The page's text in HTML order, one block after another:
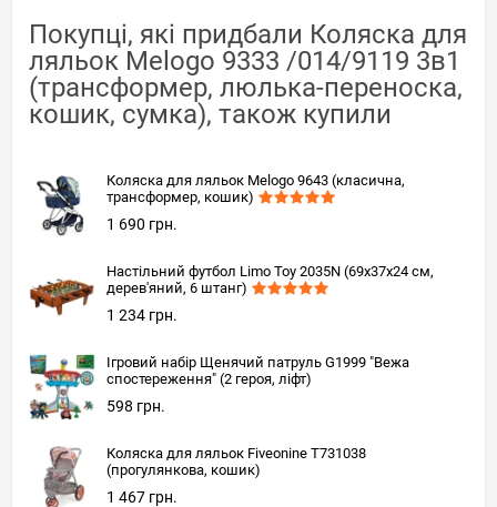
Покупці, які придбали Коляска для
ляльок Melogo 9333 /014/9119 3в1
(трансформер, люлька-переноска,
кошик, сумка), також купили
Коляска для ляльок Melogo 9643 (класична,
трансформер, кошик)
1 690 грн.
Настільний футбол Limo Toy 2035N (69x37x24 см,
дерев'яний, 6 штанг)
1 234 грн.
Ігровий набір Щенячий патруль G1999 "Вежа
спостереження" (2 героя, ліфт)
598 грн.
Коляска для ляльок Fiveonine T731038
(прогулянкова, кошик)
1 467 грн.